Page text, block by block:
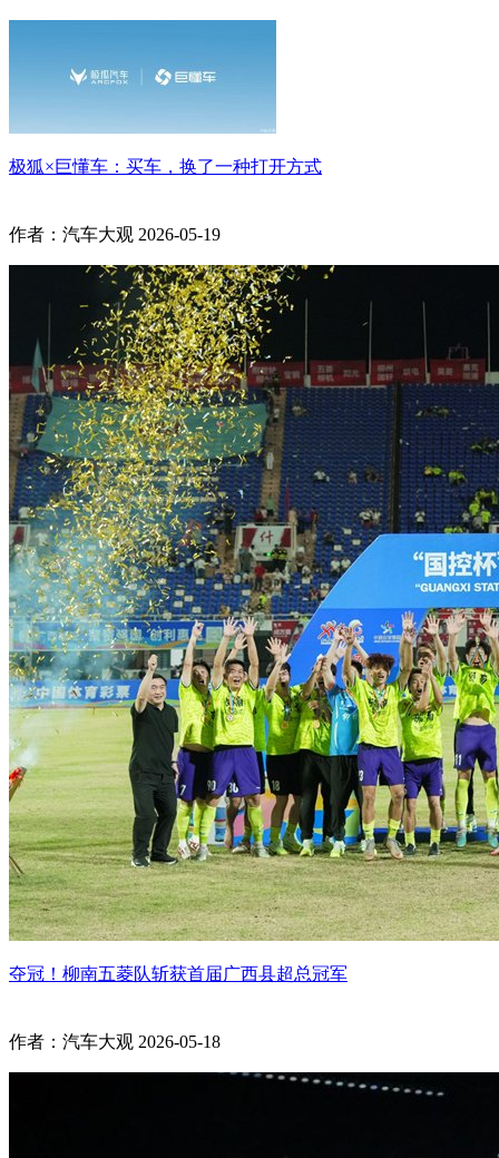
极狐×巨懂车：买车，换了一种打开方式
作者：汽车大观 2026-05-19
夺冠！柳南五菱队斩获首届广西县超总冠军
作者：汽车大观 2026-05-18